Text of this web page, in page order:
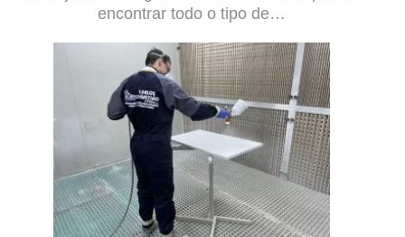
encontrar todo o tipo de…